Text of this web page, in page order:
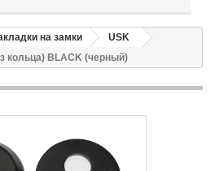
на замки
USK
кольца) BLACK (черный)